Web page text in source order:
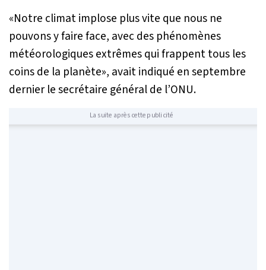
«Notre climat implose plus vite que nous ne
pouvons y faire face, avec des phénomènes
météorologiques extrêmes qui frappent tous les
coins de la planète», avait indiqué en septembre
dernier le secrétaire général de l’ONU.
La suite après cette publicité